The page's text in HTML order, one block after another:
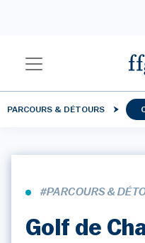
PARCOURS & DÉTOURS
#PARCOURS &
Golf de